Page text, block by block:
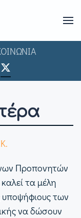
Προπονητών
τα μέλη
υποψήφιους των
να δώσουν